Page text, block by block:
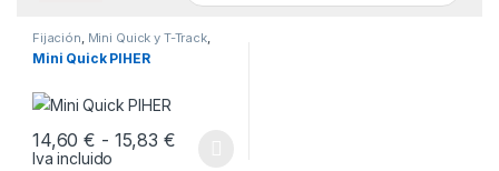
Fijación, Mini Quick y T-Track,
Quick Piher
Mini Quick PIHER
14,60€ - 15,83 €Rango de precios: desde 14,60 €
Iva incluido
Este producto tiene múltiples variantes. Las opciones se